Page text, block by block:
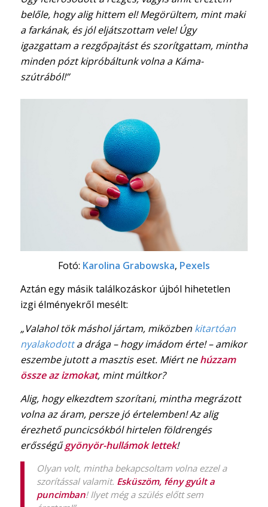
belőle, hogy alig hittem el! Megörültem, mint maki
a farkának, és jól eljátszottam vele! Úgy
igazgattam a rezgőpajtást és szorítgattam, mintha
minden pózt kipróbáltunk volna a Káma-
szútrából!”
Fotó: Karolina Grabowska, Pexels
Aztán egy másik találkozáskor újból hihetetlen
izgi élményekről mesélt:
„Valahol tök máshol jártam, miközben kitartóan
nyalakodotta drága – hogy imádom érte! – amikor
eszembe jutott a masztis eset. Miért nehúzzam
össze az izmokat, mint múltkor?
Alig, hogy elkezdtem szorítani, mintha megrázott
volna az áram, persze jó értelemben! Az alig
érezhető puncicsókból hirtelen földrengés
erősségűgyönyör-hullámok lettek!
Olyan volt, mintha bekapcsoltam volna ezzel a
szorítással valamit. Esküszöm, fény gyúlt a
puncimban! Ilyet még a szülés előtt sem